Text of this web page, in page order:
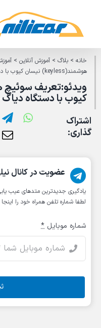
content
خانه> بلاگ> آموزش آنلاین>
هوشمند(keyless) نیسان کیوب با دستگاه دیاگ جی اسکن
کیوب با دستگاه
اشتراک
گذاری:
عضویت در کانال
یادگیری جدیدترین متد‌های عیب
لطفا شماره تلفن همراه خود را اینجا
شماره موبایل *